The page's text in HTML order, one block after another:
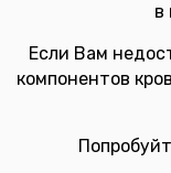
в
Если Вам
компонентов